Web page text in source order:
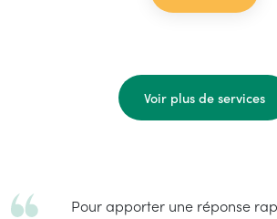
Voir plus de services
Pour apporter une réponse